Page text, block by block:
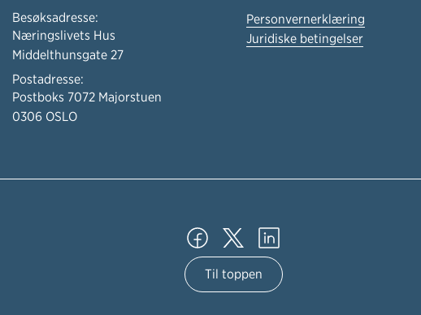
Besøksadresse:
Næringslivets Hus
Middelthunsgate 27
Postadresse:
Postboks 7072 Majorstuen
0306 OSLO
Personvernerklæring
Juridiske betingelser
Til toppen